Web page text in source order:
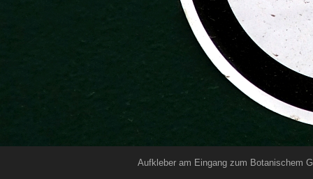
Aufkleber am Eingang zum Botanischem